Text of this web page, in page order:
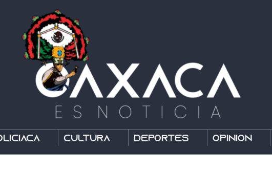
Cultura Deportes Opinión